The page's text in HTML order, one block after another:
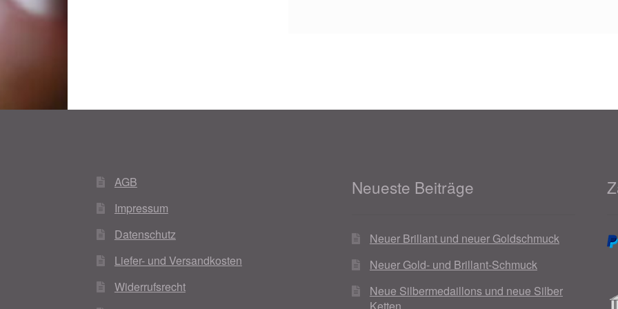
AGB
Impressum
Datenschutz
Liefer- und Versandkosten
Widerrufsrecht
Neueste Beiträge
Neuer Brillant und neuer Goldschmuck
Neuer Gold- und Brillant-Schmuck
Neue Silbermedaillons und neue Silber
Ketten